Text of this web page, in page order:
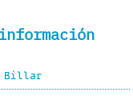
Billar